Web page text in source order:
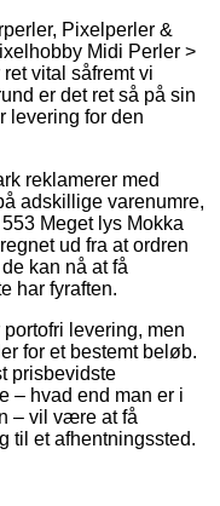
Pixelperler &
Midi Perler >
vital såfremt vi
er det ret så på sin
levering for den
reklamerer med
adskillige varenumre,
Meget lys Mokka
ud fra at ordren
kan nå at få
har fyraften.
levering, men
for et bestemt beløb.
prisbevidste
– hvad end man er i
– vil være at få
til et afhentningssted.